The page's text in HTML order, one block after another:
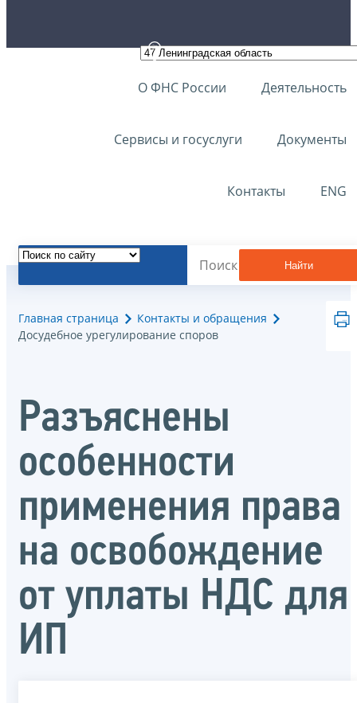
О ФНС России Деятельность
Сервисы и госуслуги Документы
Контакты ENG
Найти
Главная страница
Контакты и обращения
Досудебное урегулирование споров
Разъяснены
особенности
применения права
на освобождение
от уплаты НДС для
ИП